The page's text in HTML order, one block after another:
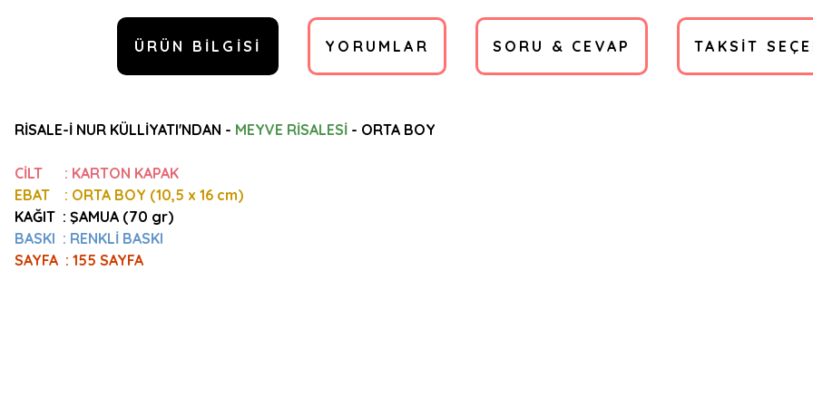
ÜRÜN BILGISI YORUMLAR SORU & CEVAP TAKSIT
RİSALE-İ NUR KÜLLİYATI'NDAN - MEYVE RİSALESİ - ORTA BOY
CİLT : KARTON KAPAK
EBAT : ORTA BOY (10,5 x 16 cm)
KAĞIT : ŞAMUA (70 gr)
BASKI : RENKLİ BASKI
SAYFA : 155 SAYFA